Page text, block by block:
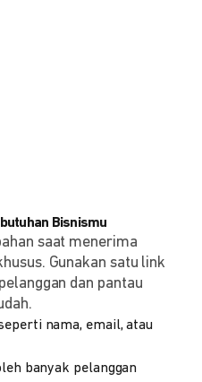
Bisnismu
saat menerima
Gunakan satu link
dan pantau
nama, email, atau
banyak pelanggan